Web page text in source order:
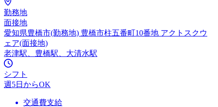
勤務地
面接地
愛知県豊橋市(勤務地) 豊橋市柱五番町10番地 アクトスクウ
ェア(面接地)
老津駅、豊橋駅、大清水駅
シフト
週5日からOK
交通費支給